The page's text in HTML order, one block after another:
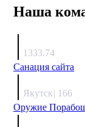
Наша
1333.74
Санация сайта
Якутск| 166
Оружие